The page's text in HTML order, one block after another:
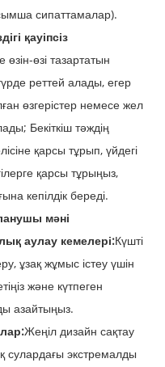
сипаттамалар).
қауіпсіз
өзі тазартатын
реттей алады, егер
өзгерістер немесе жел
Бекіткіш тәждің
қарсы тұрып, үйдегі
қарсы тұрыңыз,
кепілдік береді.
мәні
аулау кемелері:Күшті
ұзақ жұмыс істеу үшін
және күтпеген
азайтыңыз.
Жеңіл дизайн сақтау
сулардағы экстремалды